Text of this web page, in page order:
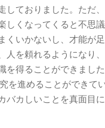
しておりました。ただ
しくなってくると不思
くいかないし、才能が
人を頼れるようになり
得ることができまし
を進めることができて
カしいことを真面目